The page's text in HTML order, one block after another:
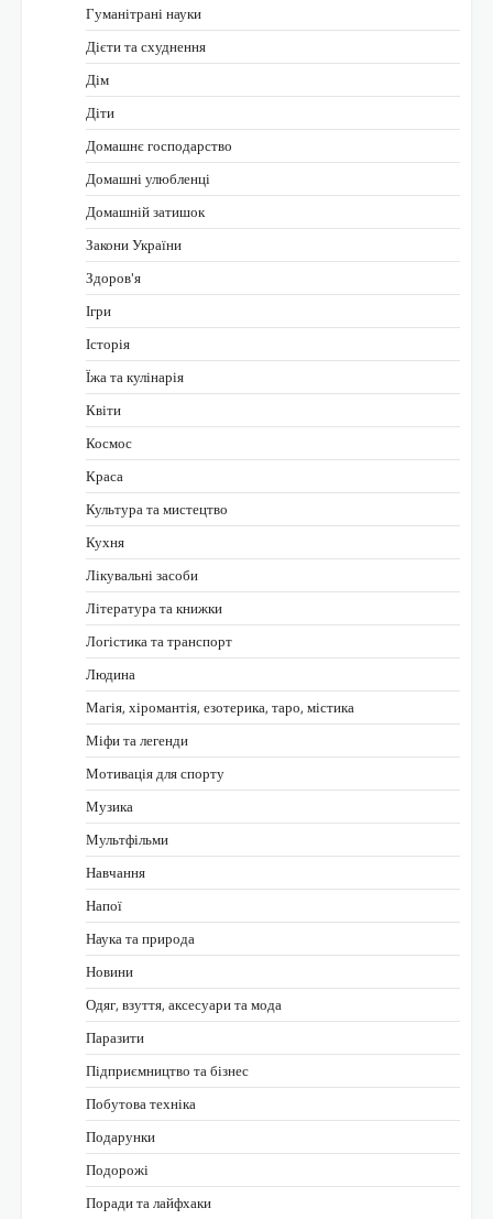
Гуманітрані науки
Дієти та схуднення
Дім
Діти
Домашнє господарство
Домашні улюбленці
Домашній затишок
Закони України
Здоров'я
Ігри
Історія
Їжа та кулінарія
Квіти
Космос
Краса
Культура та мистецтво
Кухня
Лікувальні засоби
Література та книжки
Логістика та транспорт
Людина
Магія, хіромантія, езотерика, таро, містика
Міфи та легенди
Мотивація для спорту
Музика
Мультфільми
Навчання
Напої
Наука та природа
Новини
Одяг, взуття, аксесуари та мода
Паразити
Підприємництво та бізнес
Побутова техніка
Подарунки
Подорожі
Поради та лайфхаки